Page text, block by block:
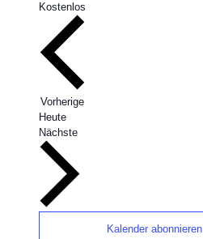
Kostenlos
VorherigeVeranstaltungen
Heute
Nächste
Kalender abonnieren